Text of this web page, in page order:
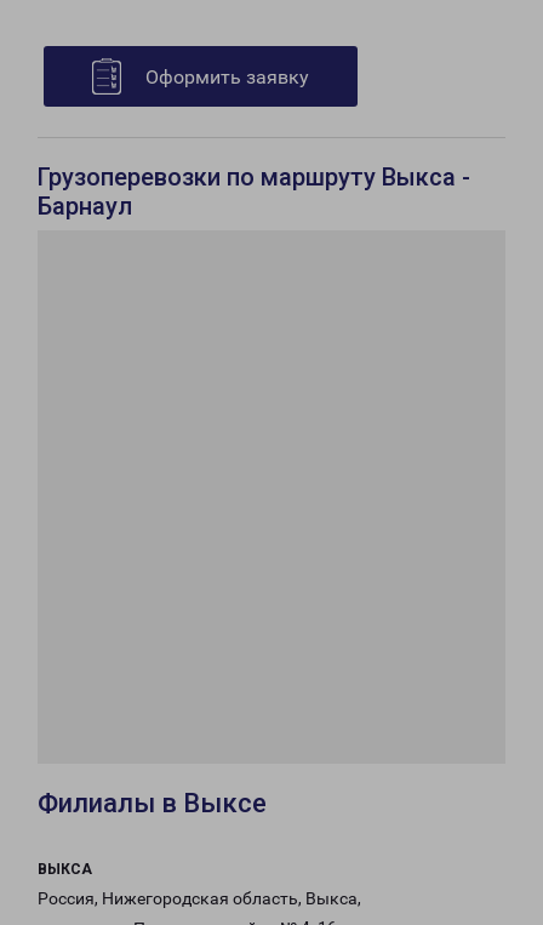
Оформить заявку
Грузоперевозки по маршруту Выкса -
Барнаул
Филиалы в Выксе
ВЫКСА
Россия, Нижегородская область, Выкса,